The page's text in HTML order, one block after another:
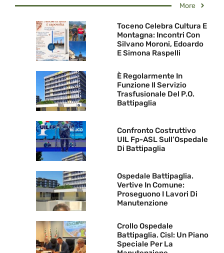
More
Toceno Celebra Cultura E
Montagna: Incontri Con
Silvano Moroni, Edoardo
E Simona Raspelli
È Regolarmente In
Funzione Il Servizio
Trasfusionale Del P.O.
Battipaglia
Confronto Costruttivo
UIL Fp-ASL Sull’Ospedale
Di Battipaglia
Ospedale Battipaglia.
Vertive In Comune:
Proseguono I Lavori Di
Manutenzione
Crollo Ospedale
Battipaglia. Cisl: Un Piano
Speciale Per La